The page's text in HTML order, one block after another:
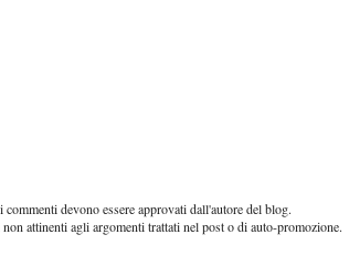
devono essere approvati dall'autore del blog.
attinenti agli argomenti trattati nel post o di auto-promozione.